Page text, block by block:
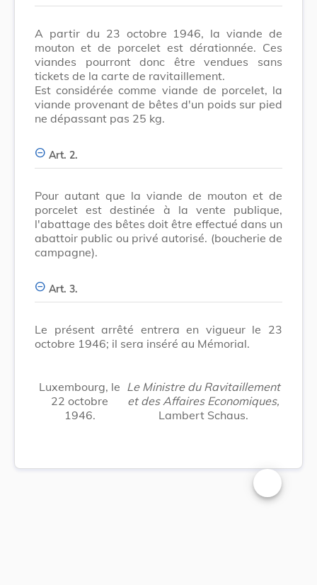
A partir du 23 octobre 1946, la viande de
mouton et de porcelet est dérationnée. Ces
viandes pourront donc être vendues sans
tickets de la carte de ravitaillement.
Est considérée comme viande de porcelet, la
viande provenant de bêtes d'un poids sur pied
ne dépassant pas 25 kg.
Art. 2.
Pour autant que la viande de mouton et de
porcelet est destinée à la vente publique,
l'abattage des bêtes doit être effectué dans un
abattoir public ou privé autorisé. (boucherie de
campagne).
Art. 3.
Le présent arrêté entrera en vigueur le 23
octobre 1946; il sera inséré au Mémorial.
Luxembourg, le
22 octobre
1946.
Le Ministre du Ravitaillement
et des Affaires Economiques,
Lambert Schaus.
Changer la